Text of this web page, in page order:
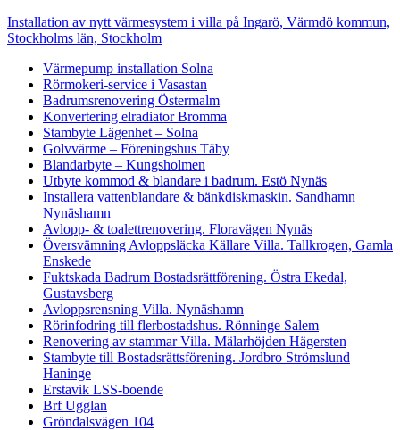
Installation av nytt värmesystem i villa på Ingarö, Värmdö kommun,
Stockholms län, Stockholm
Värmepump installation Solna
Rörmokeri-service i Vasastan
Badrumsrenovering Östermalm
Konvertering elradiator Bromma
Stambyte Lägenhet – Solna
Golvvärme – Föreningshus Täby
Blandarbyte – Kungsholmen
Utbyte kommod & blandare i badrum. Estö Nynäs
Installera vattenblandare & bänkdiskmaskin. Sandhamn
Nynäshamn
Avlopp- & toalettrenovering. Floravägen Nynäs
Översvämning Avloppsläcka Källare Villa. Tallkrogen, Gamla
Enskede
Fuktskada Badrum Bostadsrättförening. Östra Ekedal,
Gustavsberg
Avloppsrensning Villa. Nynäshamn
Rörinfodring till flerbostadshus. Rönninge Salem
Renovering av stammar Villa. Mälarhöjden Hägersten
Stambyte till Bostadsrättsförening. Jordbro Strömslund
Haninge
Erstavik LSS-boende
Brf Ugglan
Gröndalsvägen 104